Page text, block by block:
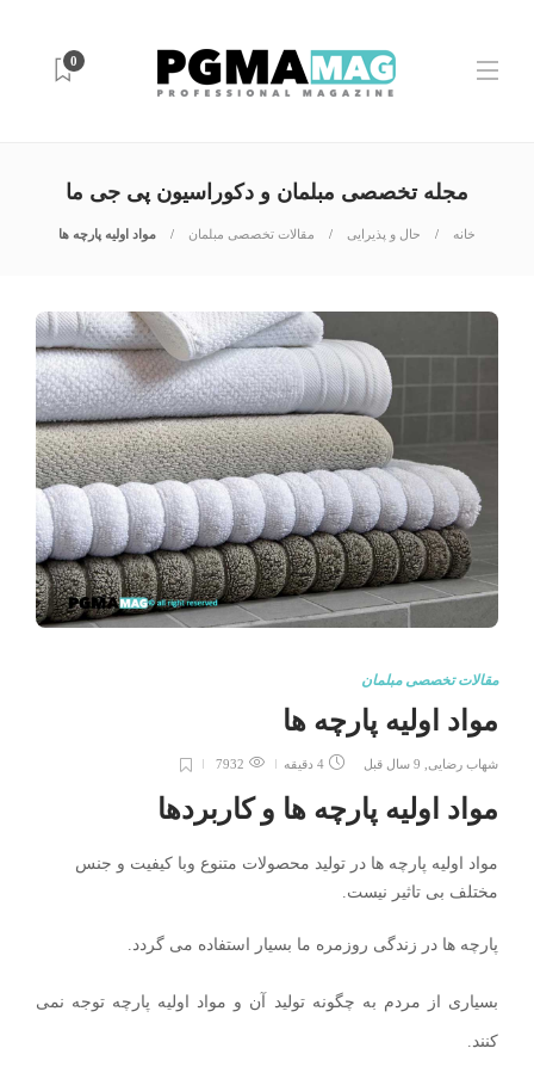
0
مجله تخصصی مبلمان و دکوراسیون پی جی ما
خانه حال و پذیرایی مقالات تخصصی مبلمان مواد اولیه پارچه ها
مقالات تخصصی مبلمان
مواد اولیه پارچه ها
شهاب رضایی 9 سال قبل 4 دقیقه 7932
مواد اولیه پارچه ها و کاربردها
مواد اولیه پارچه ها در تولید محصولات متنوع وبا کیفیت و جنس
مختلف بی تاثیر نیست.
پارچه ها در زندگی روزمره ما بسیار استفاده می گردد.
بسیاری از مردم به چگونه تولید آن و مواد اولیه پارچه توجه نمی
کنند.